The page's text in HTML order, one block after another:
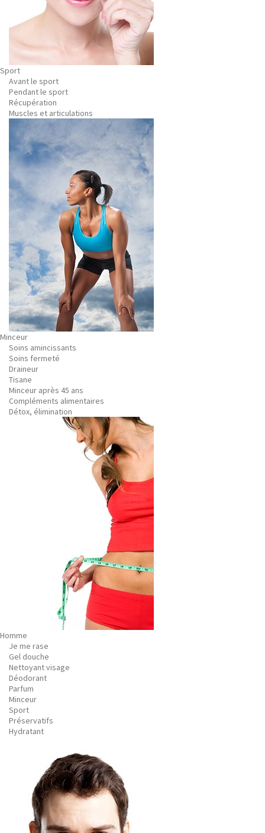
Sport
Avant le sport
Pendant le sport
Récupération
Muscles et articulations
Minceur
Soins amincissants
Soins fermeté
Draineur
Tisane
Minceur après 45 ans
Compléments alimentaires
Détox, élimination
Homme
Je me rase
Gel douche
Nettoyant visage
Déodorant
Parfum
Minceur
Sport
Préservatifs
Hydratant